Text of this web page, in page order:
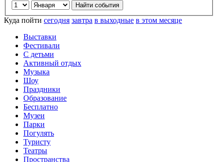
Куда пойти сегодня завтра в выходные в этом месяце
Выставки
Фестивали
С детьми
Активный отдых
Музыка
Шоу
Праздники
Образование
Бесплатно
Музеи
Парки
Погулять
Туристу
Театры
Пространства